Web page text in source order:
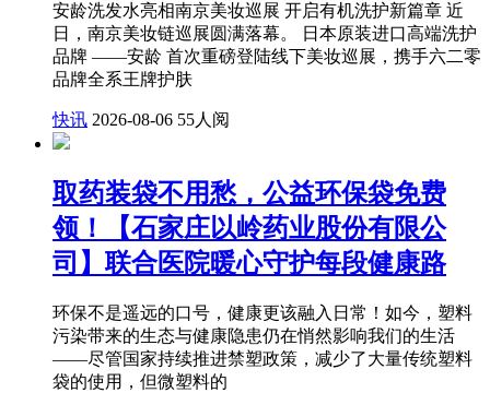
安龄洗发水亮相南京美妆巡展 开启有机洗护新篇章 近
日，南京美妆链巡展圆满落幕。 日本原装进口高端洗护
品牌 ——安龄 首次重磅登陆线下美妆巡展，携手六二零
品牌全系王牌护肤
快讯 2026-08-06 55人阅
取药装袋不用愁，公益环保袋免费
领！【石家庄以岭药业股份有限公
司】联合医院暖心守护每段健康路
环保不是遥远的口号，健康更该融入日常！如今，塑料
污染带来的生态与健康隐患仍在悄然影响我们的生活
——尽管国家持续推进禁塑政策，减少了大量传统塑料
袋的使用，但微塑料的